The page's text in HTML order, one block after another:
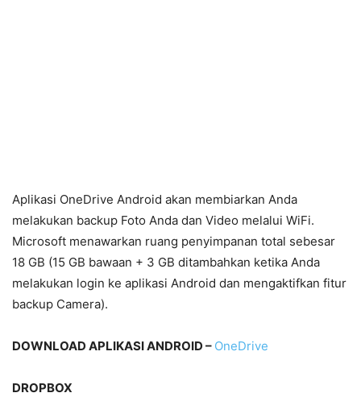
Aplikasi OneDrive Android akan membiarkan Anda
melakukan backup Foto Anda dan Video melalui WiFi.
Microsoft menawarkan ruang penyimpanan total sebesar
18 GB (15 GB bawaan + 3 GB ditambahkan ketika Anda
melakukan login ke aplikasi Android dan mengaktifkan fitur
backup Camera).
DOWNLOAD APLIKASI ANDROID – OneDrive
DROPBOX